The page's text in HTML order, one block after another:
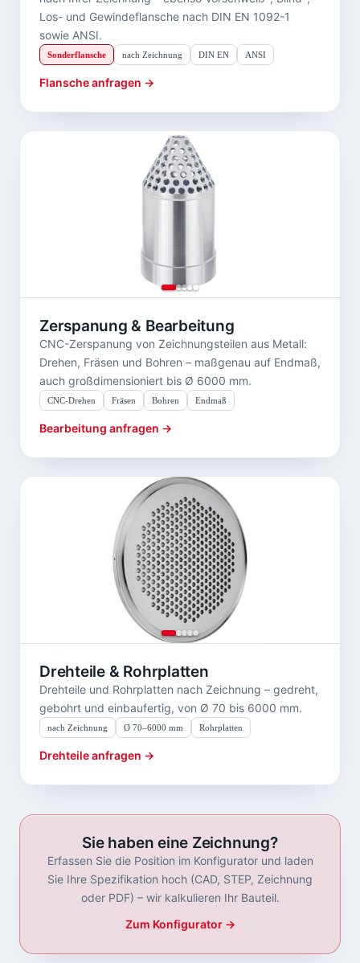
Los- und Gewindeflansche nach DIN EN 1092-1
sowie ANSI.
Sonderflansche nach Zeichnung DIN EN ANSI
Flansche anfragen →
Zerspanung & Bearbeitung
CNC-Zerspanung von Zeichnungsteilen aus Metall:
Drehen, Fräsen und Bohren – maßgenau auf Endmaß,
auch großdimensioniert bis Ø 6000 mm.
CNC-Drehen Fräsen Bohren Endmaß
Bearbeitung anfragen →
Drehteile & Rohrplatten
Drehteile und Rohrplatten nach Zeichnung – gedreht,
gebohrt und einbaufertig, von Ø 70 bis 6000 mm.
nach Zeichnung Ø 70–6000 mm Rohrplatten
Drehteile anfragen →
Sie haben eine Zeichnung?
Erfassen Sie die Position im Konfigurator und laden
Sie Ihre Spezifikation hoch (CAD, STEP, Zeichnung
oder PDF) – wir kalkulieren Ihr Bauteil.
Zum Konfigurator →